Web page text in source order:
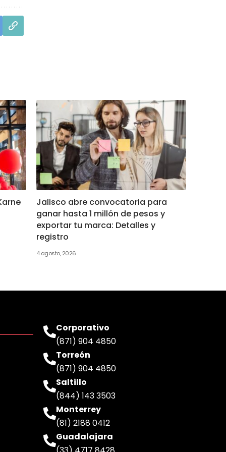
Jalisco abre convocatoria para
ganar hasta 1 millón de pesos y
exportar tu marca: Detalles y
registro
4 agosto, 2026
Corporativo
(871) 904 4850
Torreón
(871) 904 4850
Saltillo
(844) 143 3503
Monterrey
(81) 2188 0412
Guadalajara